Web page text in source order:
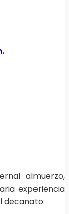
almuerzo,
experiencia
decanato.